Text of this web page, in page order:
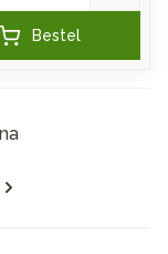
Bestel
pagina